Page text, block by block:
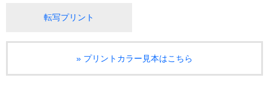
転写プリント
» プリントカラー見本はこちら